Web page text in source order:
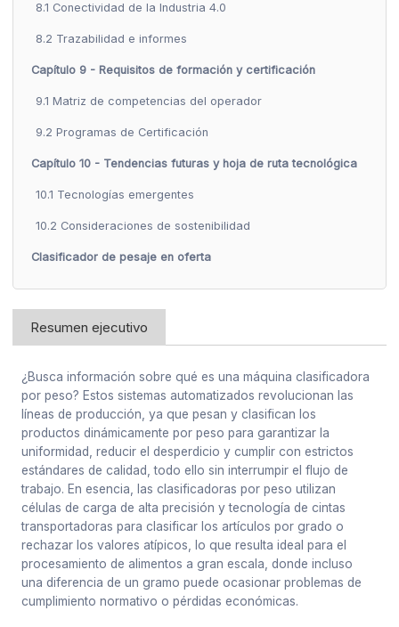
8.1 Conectividad de la Industria 4.0
8.2 Trazabilidad e informes
Capítulo 9 - Requisitos de formación y certificación
9.1 Matriz de competencias del operador
9.2 Programas de Certificación
Capítulo 10 - Tendencias futuras y hoja de ruta tecnológica
10.1 Tecnologías emergentes
10.2 Consideraciones de sostenibilidad
Clasificador de pesaje en oferta
Resumen ejecutivo
¿Busca información sobre qué es una máquina clasificadora
por peso? Estos sistemas automatizados revolucionan las
líneas de producción, ya que pesan y clasifican los
productos dinámicamente por peso para garantizar la
uniformidad, reducir el desperdicio y cumplir con estrictos
estándares de calidad, todo ello sin interrumpir el flujo de
trabajo. En esencia, las clasificadoras por peso utilizan
células de carga de alta precisión y tecnología de cintas
transportadoras para clasificar los artículos por grado o
rechazar los valores atípicos, lo que resulta ideal para el
procesamiento de alimentos a gran escala, donde incluso
una diferencia de un gramo puede ocasionar problemas de
cumplimiento normativo o pérdidas económicas.